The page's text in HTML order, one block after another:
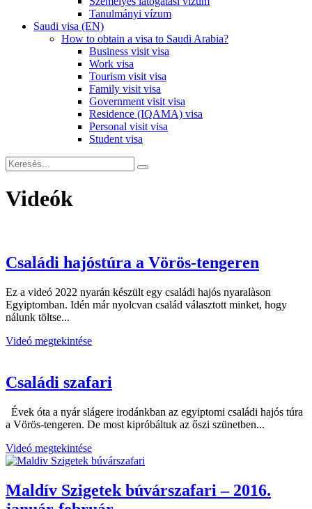
Tanulmányi vízum
Saudi visa (EN)
How to obtain a visa to Saudi Arabia?
Business visit visa
Work visa
Tourism visit visa
Family visit visa
Government visit visa
Residence (IQAMA) visa
Personal visit visa
Student visa
Videók
Családi hajóstúra a Vörös-tengeren
Ez a videó 2022 nyarán készült egy családi hajós nyaralàson
Egyiptomban. Idén már nyolcvan család választott minket, hogy
nálunk töltse...
Videó megtekintése
Családi szafari
Évek óta a nyár slágere irodánkban az egyiptomi családi hajós túra
a Vörös-tengeren. De most kipróbáltuk az őszi szünetben...
Videó megtekintése
Maldív Szigetek búvárszafari – 2016.